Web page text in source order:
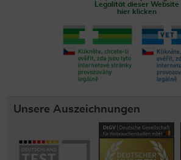
Legalität dieser Website
hier klicken
Unsere Auszeichnungen